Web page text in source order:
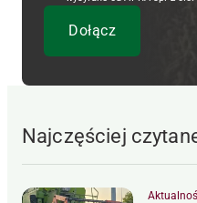
Najczęściej